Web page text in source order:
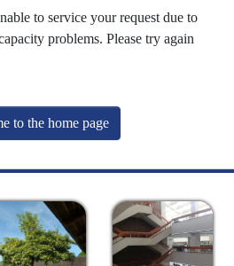
to service your request due to
problems. Please try again
to the home page